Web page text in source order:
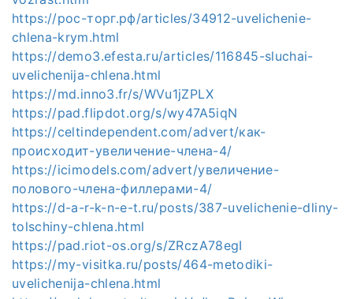
https://рос-торг.рф/articles/34912-uvelichenie-
chlena-krym.html
https://demo3.efesta.ru/articles/116845-sluchai-
uvelichenija-chlena.html
https://md.inno3.fr/s/WVu1jZPLX
https://pad.flipdot.org/s/wy47A5iqN
https://celtindependent.com/advert/как-
происходит-увеличение-члена-4/
https://icimodels.com/advert/увеличение-
полового-члена-филлерами-4/
https://d-a-r-k-n-e-t.ru/posts/387-uvelichenie-dliny-
tolschiny-chlena.html
https://pad.riot-os.org/s/ZRczA78egI
https://my-visitka.ru/posts/464-metodiki-
uvelichenija-chlena.html